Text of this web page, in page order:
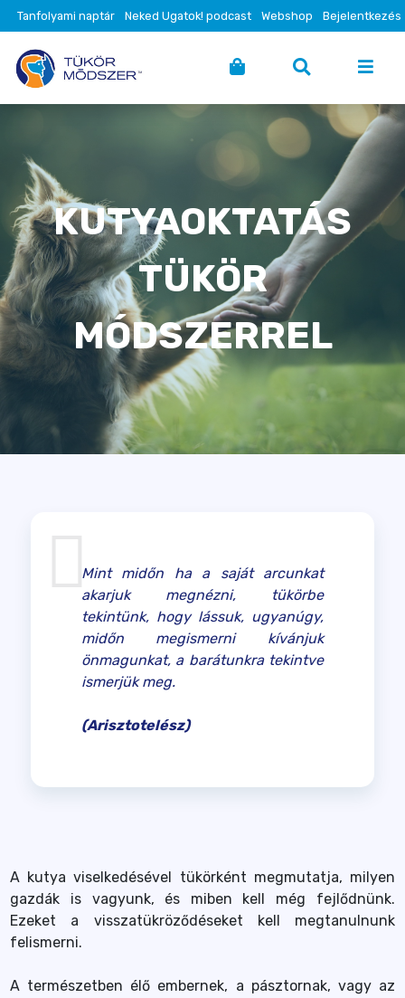
Tanfolyami naptár Neked Ugatok! podcast Webshop Bejelentkezés
KUTYAOKTATÁS
TÜKÖR
MÓDSZERREL
Mint midőn ha a saját arcunkat
akarjuk megnézni, tükörbe
tekintünk, hogy lássuk, ugyanúgy,
midőn megismerni kívánjuk
önmagunkat, a barátunkra tekintve
ismerjük meg.
(Arisztotelész)
A kutya viselkedésével tükörként megmutatja, milyen
gazdák is vagyunk, és miben kell még fejlődnünk.
Ezeket a visszatükröződéseket kell megtanulnunk
felismerni.
A természetben élő embernek, a pásztornak, vagy az